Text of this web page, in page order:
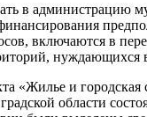
в администрацию
включаются в
нуждающихся
и городская
области